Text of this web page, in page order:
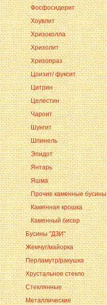
Фосфосидерит
Хоувлит
Хризоколла
Хризолит
Хризопраз
Цоизит/ фуксит
Цитрин
Целестин
Чароит
Шунгит
Шпинель
Эпидот
Янтарь
Яшма
Прочие каменные бусины
Каменная крошка
Каменный бисер
Бусины "ДЗИ"
Жемчуг/майорка
Перламутр/ракушка
Хрустальное стекло
Стеклянные
Металлические